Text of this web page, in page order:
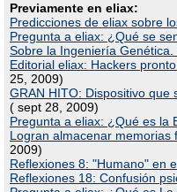
Previamente en eliax:
Predicciones de eliax sobre
Pregunta a eliax: ¿Qué se
Sobre la Ingeniería
Editorial eliax: Hackers
25, 2009)
GRAN HITO: Dispositivo
( sept 28, 2009)
Pregunta a eliax: ¿Qué es la
Logran almacenar memorias
2009)
Reflexiones 8: "Humano" en
Reflexiones 18: Confusión